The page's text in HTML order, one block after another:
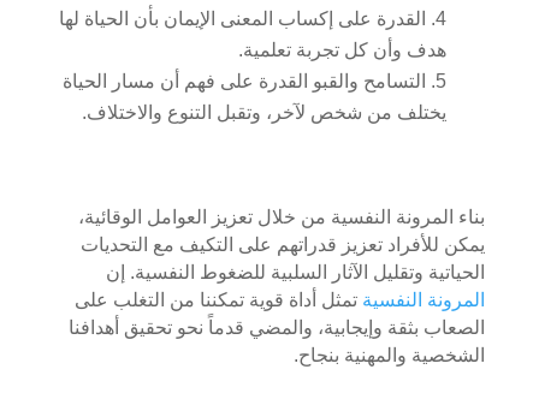
القدرة على إكساب المعنى الإيمان بأن الحياة لها
هدف وأن كل تجربة تعلمية.
التسامح والقبو القدرة على فهم أن مسار الحياة
يختلف من شخص لآخر، وتقبل التنوع والاختلاف.
بناء المرونة النفسية من خلال تعزيز العوامل الوقائية،
يمكن للأفراد تعزيز قدراتهم على التكيف مع التحديات
الحياتية وتقليل الآثار السلبية للضغوط النفسية. إن
المرونة النفسية تمثل أداة قوية تمكننا من التغلب على
الصعاب بثقة وإيجابية، والمضي قدماً نحو تحقيق أهدافنا
الشخصية والمهنية بنجاح.